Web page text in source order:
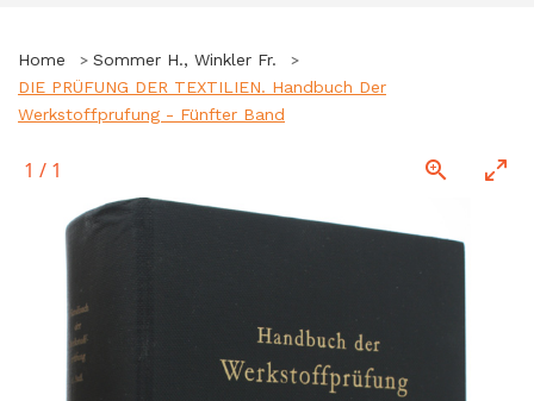
Home
Sommer H., Winkler Fr.
DIE PRÜFUNG DER TEXTILIEN. Handbuch Der
Werkstoffprufung - Fünfter Band
1 / 1